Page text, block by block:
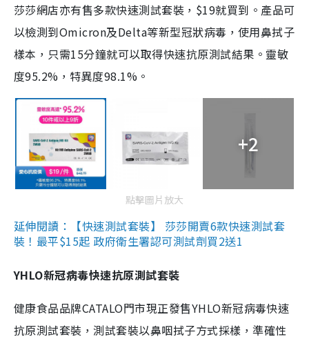
莎莎網店亦有售多款快速測試套裝，$19就買到。產品可
以檢測到Omicron及Delta等新型冠狀病毒，使用鼻拭子
樣本，只需15分鐘就可以取得快速抗原測試結果。靈敏
度95.2%，特異度98.1%。
+2
點擊圖片放大
延伸閱讀：【快速測試套裝】 莎莎開賣6款快速測試套
裝！最平$15起 政府衛生署認可測試劑買2送1
YHLO新冠病毒快速抗原測試套裝
健康食品品牌CATALO門市現正發售YHLO新冠病毒快速
抗原測試套裝，測試套裝以鼻咽拭子方式採樣，準確性